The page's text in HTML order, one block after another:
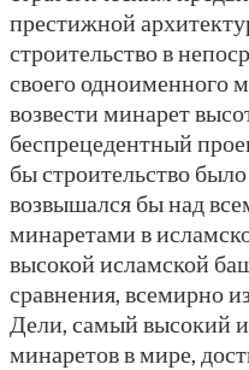
престижной
строительство в
своего одноименного
возвести минарет
беспрецедентный
бы строительство
возвышался бы над
минаретами в
высокой исламской
сравнения, всемирно
Дели, самый высокий
минаретов в мире,